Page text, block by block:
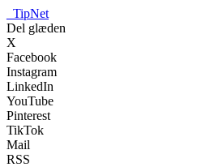
TipNet
Del glæden
X
Facebook
Instagram
LinkedIn
YouTube
Pinterest
TikTok
Mail
RSS